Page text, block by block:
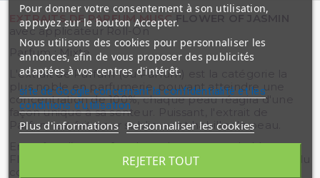
EXTRAITS DE PARFUM MUSCFLOWER OF JASMIN
avec applicateur Roll-On
Parfum : Mixte
L'extrait de Parfum (ou Parfum) est la catégorie la
plus noble en parfumerie, pouvant atteindre une
concentration de 100%, chaque peau réagira d'une
façon unique à sa senteur. Puissant, l'extrait de
Parfum est fait pour sublimer et habiller la peau.
En quête d’un parfum hors du commun, le Musc
Flower of Dubai se définie par sa composition hors du
Pour donner votre consentement à son utilisation,
appuyez sur le bouton Accepter.
Nous utilisons des cookies pour personnaliser les
annonces, afin de vous proposer des publicités
adaptées à vos centres d'intérêt.
site de Google concernant la confidentialité et les
conditions d'utilisation
Plus d'informations Personnaliser les cookies
REJETER TOUT